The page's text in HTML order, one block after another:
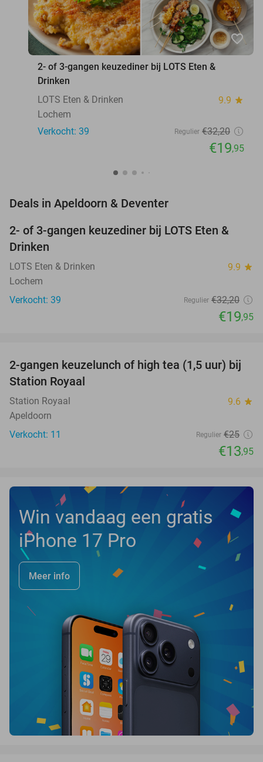
favorite_border
2- of 3-gangen keuzediner bij LOTS Eten &
Drinken
LOTS Eten & Drinken
9.9 star
Lochem
Verkocht: 39
Regulier €32,20
€19,95
Deals in Apeldoorn & Deventer
38%
TODAY
2- of 3-gangen keuzediner bij LOTS Eten &
Drinken
LOTS Eten & Drinken 9.9 star
Lochem
Verkocht: 39
Regulier €32,20
€19,95
44%
NEW
TODAY
2-gangen keuzelunch of high tea (1,5 uur) bij
Station Royaal
Station Royaal 9.6 star
Apeldoorn
Verkocht: 11
Regulier €25
€13,95
Win vandaag een gratis
iPhone 17 Pro
Meer info